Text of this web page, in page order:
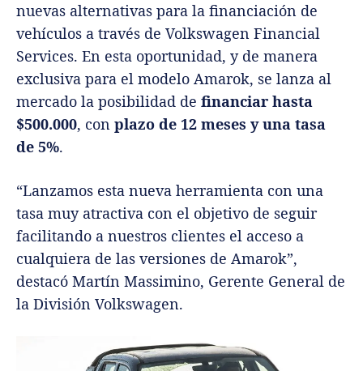
nuevas alternativas para la financiación de
vehículos a través de Volkswagen Financial
Services. En esta oportunidad, y de manera
exclusiva para el modelo Amarok, se lanza al
mercado la posibilidad de financiar hasta
$500.000, con plazo de 12 meses y una tasa
de 5%.
“Lanzamos esta nueva herramienta con una
tasa muy atractiva con el objetivo de seguir
facilitando a nuestros clientes el acceso a
cualquiera de las versiones de Amarok”,
destacó Martín Massimino, Gerente General de
la División Volkswagen.